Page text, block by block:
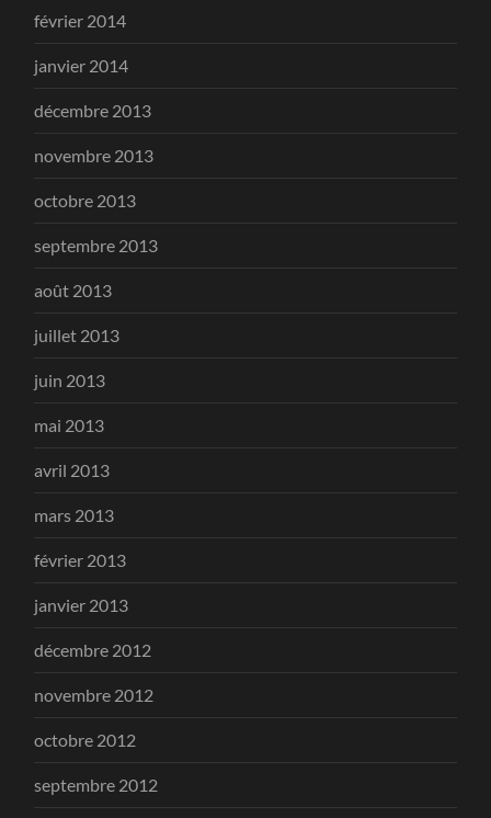
février 2014
janvier 2014
décembre 2013
novembre 2013
octobre 2013
septembre 2013
août 2013
juillet 2013
juin 2013
mai 2013
avril 2013
mars 2013
février 2013
janvier 2013
décembre 2012
novembre 2012
octobre 2012
septembre 2012